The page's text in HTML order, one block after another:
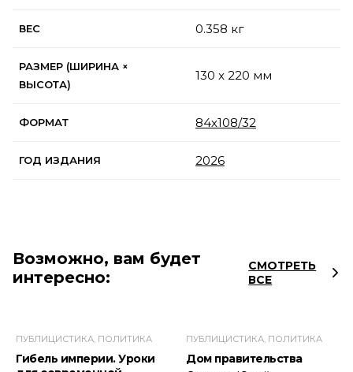
ВЕС 0.358 кг
РАЗМЕР (ШИРИНА ×
ВЫСОТА)
130 x 220 мм
ФОРМАТ 84х108/32
ГОД ИЗДАНИЯ 2026
Возможно, вам будет
интересно:
СМОТРЕТЬ
ВСЕ
ПУБЛИЦИСТИКА, ПОЛИТИКА
Гибель империи. Уроки
ПУБЛИЦИСТИКА, ПОЛИТИКА
Дом правительства